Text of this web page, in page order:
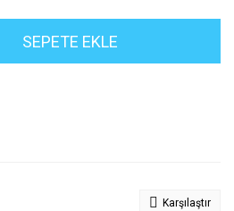
SEPETE EKLE
Karşılaştır